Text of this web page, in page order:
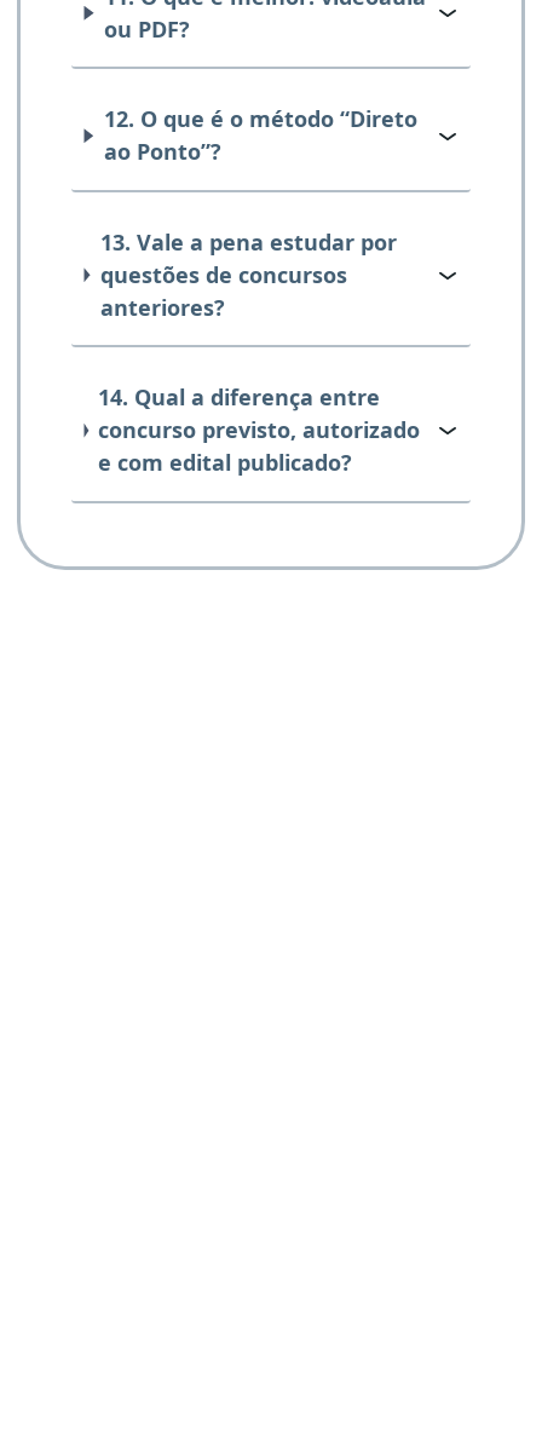
ou PDF?
12. O que é o método “Direto
ao Ponto”?
13. Vale a pena estudar por
questões de concursos
anteriores?
14. Qual a diferença entre
concurso previsto, autorizado
e com edital publicado?